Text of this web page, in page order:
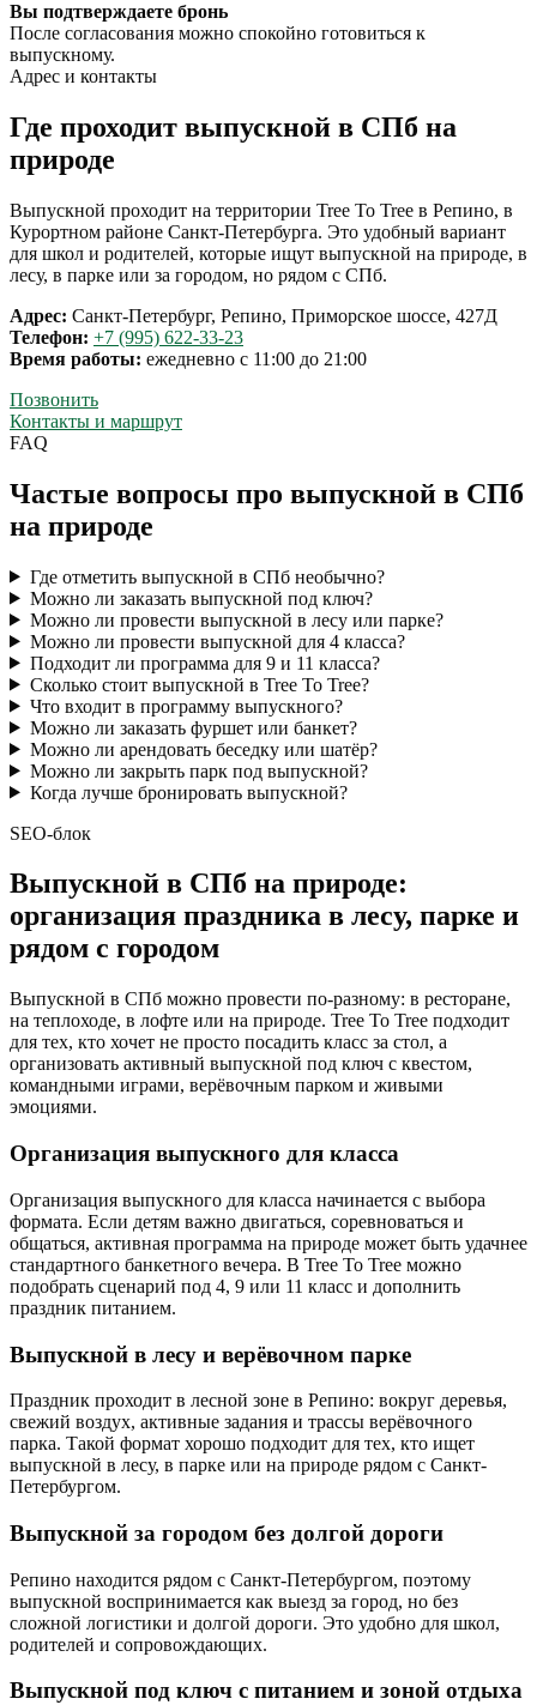
Вы подтверждаете бронь
После согласования можно спокойно готовиться к
выпускному.
Адрес и контакты
Где проходит выпускной в СПб на
природе
Выпускной проходит на территории Tree To Tree в Репино, в
Курортном районе Санкт-Петербурга. Это удобный вариант
для школ и родителей, которые ищут выпускной на природе, в
лесу, в парке или за городом, но рядом с СПб.
Адрес: Санкт-Петербург, Репино, Приморское шоссе, 427Д
Телефон: +7 (995) 622-33-23
Время работы: ежедневно с 11:00 до 21:00
Позвонить
Контакты и маршрут
FAQ
Частые вопросы про выпускной в СПб
на природе
Где отметить выпускной в СПб необычно?
Можно ли заказать выпускной под ключ?
Можно ли провести выпускной в лесу или парке?
Можно ли провести выпускной для 4 класса?
Подходит ли программа для 9 и 11 класса?
Сколько стоит выпускной в Tree To Tree?
Что входит в программу выпускного?
Можно ли заказать фуршет или банкет?
Можно ли арендовать беседку или шатёр?
Можно ли закрыть парк под выпускной?
Когда лучше бронировать выпускной?
SEO-блок
Выпускной в СПб на природе:
организация праздника в лесу, парке и
рядом с городом
Выпускной в СПб можно провести по-разному: в ресторане,
на теплоходе, в лофте или на природе. Tree To Tree подходит
для тех, кто хочет не просто посадить класс за стол, а
организовать активный выпускной под ключ с квестом,
командными играми, верёвочным парком и живыми
эмоциями.
Организация выпускного для класса
Организация выпускного для класса начинается с выбора
формата. Если детям важно двигаться, соревноваться и
общаться, активная программа на природе может быть удачнее
стандартного банкетного вечера. В Tree To Tree можно
подобрать сценарий под 4, 9 или 11 класс и дополнить
праздник питанием.
Выпускной в лесу и верёвочном парке
Праздник проходит в лесной зоне в Репино: вокруг деревья,
свежий воздух, активные задания и трассы верёвочного
парка. Такой формат хорошо подходит для тех, кто ищет
выпускной в лесу, в парке или на природе рядом с Санкт-
Петербургом.
Выпускной за городом без долгой дороги
Репино находится рядом с Санкт-Петербургом, поэтому
выпускной воспринимается как выезд за город, но без
сложной логистики и долгой дороги. Это удобно для школ,
родителей и сопровождающих.
Выпускной под ключ с питанием и зоной отдыха